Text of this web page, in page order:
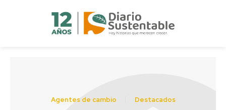
Agentes de cambio Destacados